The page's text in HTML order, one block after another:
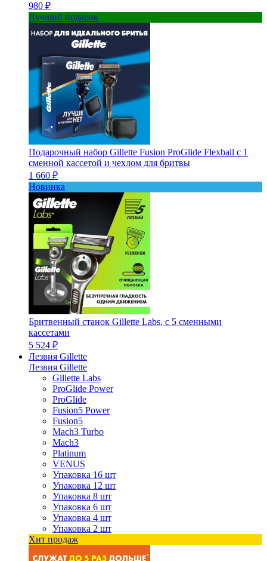
980 ₽
Лучший подарок
Подарочный набор Gillette Fusion ProGlide Flexball с 1
сменной кассетой и чехлом для бритвы
1 660 ₽
Новинка
Бритвенный станок Gillette Labs, с 5 сменными
кассетами
5 524 ₽
Лезвия Gillette
Лезвия Gillette
Gillette Labs
ProGlide Power
ProGlide
Fusion5 Power
Fusion5
Mach3 Turbo
Mach3
Platinum
VENUS
Упаковка 16 шт
Упаковка 12 шт
Упаковка 8 шт
Упаковка 6 шт
Упаковка 4 шт
Упаковка 2 шт
Хит продаж